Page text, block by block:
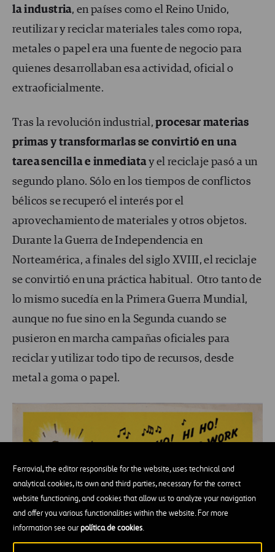
Ferrovial, the editor responsible for the website, uses technical and
analytical cookies, its own and third parties, necessary for the correct
website functioning, and cookies that allow us to analyze your navigation
and offer you various functionalities within the website. For more
information see ourpolítica de cookies.
la industria, en países como el Reino Unido,
reutilizar y reciclar materiales tales como ropa,
metales o papel era una fuente de negocio para
quienes desarrollaban esa actividad, oficial o
extraoficialmente.
Tras la revolución industrial,procesar materias
primas y transformarlas se convirtió en una
tarea sencilla e inmediatay el reciclaje pasó a un
segundo plano. Sólo en los tiempos de conflictos
bélicos se recuperó el interés por el
aprovechamiento de materiales y otros objetos.
Durante la Guerra de Independencia en
Norteamérica, a finales del siglo XVIII, el reciclaje
se convirtió en una práctica habitual. Otro tanto de
lo mismo sucedía en la Primera Guerra Mundial,
aunque no fue sino en la Segunda cuando se
pusieron en marcha campañas oficiales para
reciclar y utilizar todo tipo de recursos, desde
metal a goma o papel.